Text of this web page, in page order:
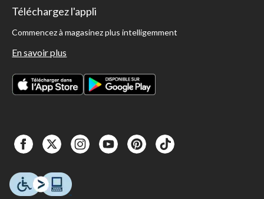
Téléchargez l'appli
Commencez à magasinez plus intelligemment
En savoir plus